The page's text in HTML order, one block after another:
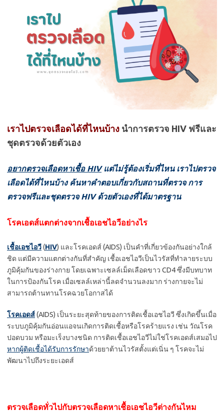
เราไปตรวจเลือดได้ที่ไหนบ้าง นำการตรวจ HIV ฟรีและ
ชุดตรวจด้วยตัวเอง
อยากตรวจเลือดหาเชื้อ HIVแต่ไม่รู้ต้องเริ่มที่ไหน เราไปตรวจ
เลือดได้ที่ไหนบ้าง ค้นหาคำตอบเกี่ยวกับสถานที่ตรวจ การ
ตรวจฟรีและชุดตรวจ HIV ด้วยตัวเองที่ได้มาตรฐาน
โรคเอดส์แตกต่างจากเชื้อเอชไอวีอย่างไร
เชื้อเอชไอวี(HIV) และโรคเอดส์ (AIDS) เป็นคำที่เกี่ยวข้องกันอย่างใกล้
ชิด แต่มีความแตกต่างกันที่สำคัญ เชื้อเอชไอวีเป็นไวรัสที่ทำลายระบบ
ภูมิคุ้มกันของร่างกาย โดยเฉพาะเซลล์เม็ดเลือดขาว CD4 ซึ่งมีบทบาท
ในการป้องกันโรค เมื่อเซลล์เหล่านี้ลดจำนวนลงมาก ร่างกายจะไม่
สามารถต้านทานโรคฉวยโอกาสได้
โรคเอดส์(AIDS) เป็นระยะสุดท้ายของการติดเชื้อเอชไอวี ซึ่งเกิดขึ้นเมื่อ
ระบบภูมิคุ้มกันอ่อนแอจนเกิดการติดเชื้อหรือโรคร้ายแรง เช่น วัณโรค
ปอดบวม หรือมะเร็งบางชนิด การติดเชื้อเอชไอวีไม่ใช่โรคเอดส์เสมอไป
หากผู้ติดเชื้อได้รับการรักษาด้วยยาต้านไวรัสตั้งแต่เนิ่น ๆ โรคจะไม่
พัฒนาไปถึงระยะเอดส์
ตรวจเลือดทั่วไปกับตรวจเลือดหาเชื้อเอชไอวีต่างกันไหม